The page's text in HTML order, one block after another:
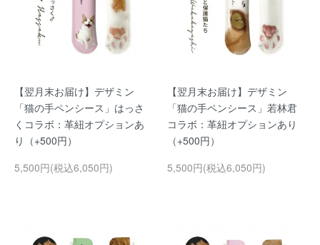
【翌月末お届け】デザミン
「猫の手ペンシース」はっさ
くコラボ：革紐オプションあ
り（+500円）
5,500円(税込6,050円)
【翌月末お届け】デザミン
「猫の手ペンシース」若林君
コラボ：革紐オプションあり
（+500円）
5,500円(税込6,050円)